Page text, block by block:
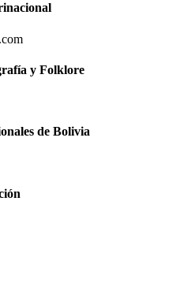
y Folklore
de Bolivia